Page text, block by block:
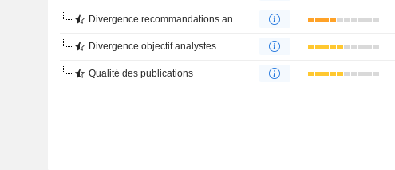
Divergence recommandations analystes
Divergence objectif analystes
Qualité des publications